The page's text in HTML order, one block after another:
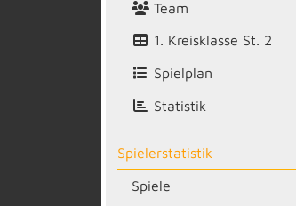
Team
1. Kreisklasse St. 2
Spielplan
Statistik
Spielerstatistik
Spiele